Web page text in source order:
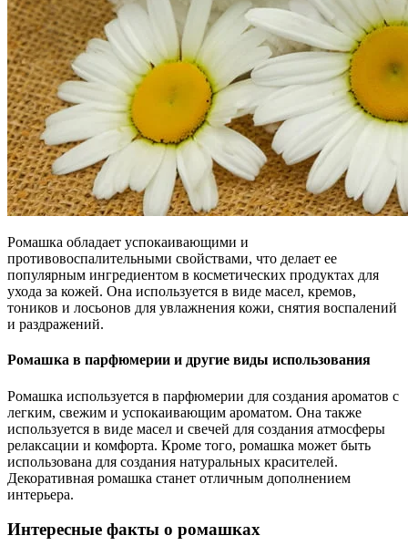
Ромашка обладает успокаивающими и
противовоспалительными свойствами, что делает ее
популярным ингредиентом в косметических продуктах для
ухода за кожей. Она используется в виде масел, кремов,
тоников и лосьонов для увлажнения кожи, снятия воспалений
и раздражений.
Ромашка в парфюмерии и другие виды использования
Ромашка используется в парфюмерии для создания ароматов с
легким, свежим и успокаивающим ароматом. Она также
используется в виде масел и свечей для создания атмосферы
релаксации и комфорта. Кроме того, ромашка может быть
использована для создания натуральных красителей.
Декоративная ромашка станет отличным дополнением
интерьера.
Интересные факты о ромашках